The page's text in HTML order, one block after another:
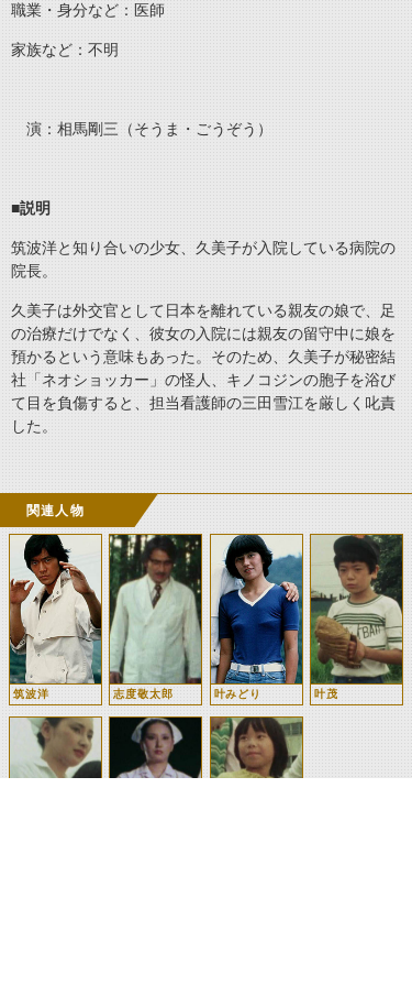
職業・身分など：医師
家族など：不明
演：相馬剛三（そうま・ごうぞう）
■説明
筑波洋と知り合いの少女、久美子が入院している病院の
院長。
久美子は外交官として日本を離れている親友の娘で、足
の治療だけでなく、彼女の入院には親友の留守中に娘を
預かるという意味もあった。そのため、久美子が秘密結
社「ネオショッカー」の怪人、キノコジンの胞子を浴び
て目を負傷すると、担当看護師の三田雪江を厳しく叱責
した。
関連人物
筑波洋 志度敬太郎 叶みどり 叶茂